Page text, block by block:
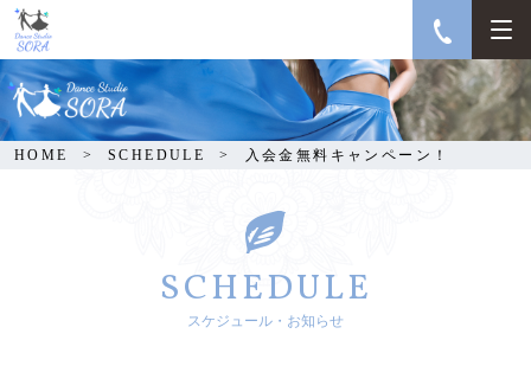
入会金無料キャンペー
ン！
HOME SCHEDULE 入会金無料キャンペーン！
SCHEDULE
スケジュール・お知らせ